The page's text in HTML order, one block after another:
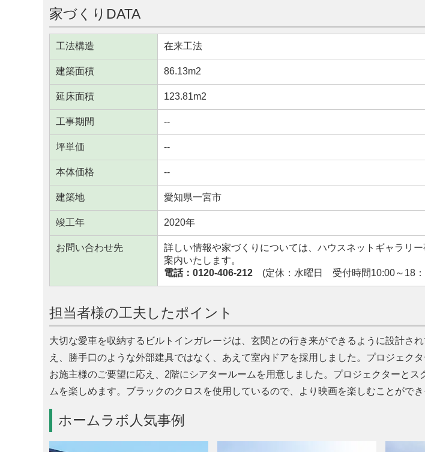
家づくりDATA
工法構造 在来工法
建築面積 86.13m2
延床面積 123.81m2
工事期間 --
坪単価 --
本体価格 --
建築地 愛知県一宮市
竣工年 2020年
お問い合わせ先
詳しい情報や家づくりについては、ハウスネットギャラリ
案内いたします。
電話：0120-406-212 (定休：水曜日 受付時間10:00～18
担当者様の工夫したポイント
大切な愛車を収納するビルトインガレージは、玄関との行き来ができるように設計さ
え、勝手口のような外部建具ではなく、あえて室内ドアを採用しました。プロジェク
お施主様のご要望に応え、2階にシアタールームを用意しました。プロジェクターとス
ムを楽しめます。ブラックのクロスを使用しているので、より映画を楽しむことができ
ホームラボ人気事例